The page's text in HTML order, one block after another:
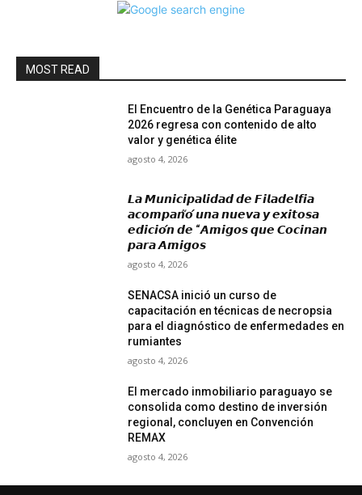
MOST READ
El Encuentro de la Genética Paraguaya
2026 regresa con contenido de alto
valor y genética élite
agosto 4, 2026
𝙇𝙖 𝙈𝙪𝙣𝙞𝙘𝙞𝙥𝙖𝙡𝙞𝙙𝙖𝙙 𝙙𝙚 𝙁𝙞𝙡𝙖𝙙𝙚𝙡𝙛𝙞𝙖
𝙖𝙘𝙤𝙢𝙥𝙖𝙣̃𝙤́ 𝙪𝙣𝙖 𝙣𝙪𝙚𝙫𝙖 𝙮 𝙚𝙭𝙞𝙩𝙤𝙨𝙖
𝙚𝙙𝙞𝙘𝙞𝙤́𝙣 𝙙𝙚 “𝘼𝙢𝙞𝙜𝙤𝙨 𝙦𝙪𝙚 𝘾𝙤𝙘𝙞𝙣𝙖𝙣
𝙥𝙖𝙧𝙖 𝘼𝙢𝙞𝙜𝙤𝙨
agosto 4, 2026
SENACSA inició un curso de
capacitación en técnicas de necropsia
para el diagnóstico de enfermedades en
rumiantes
agosto 4, 2026
El mercado inmobiliario paraguayo se
consolida como destino de inversión
regional, concluyen en Convención
REMAX
agosto 4, 2026